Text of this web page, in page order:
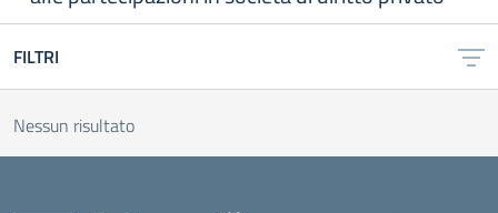
FILTRI
Nessun risultato